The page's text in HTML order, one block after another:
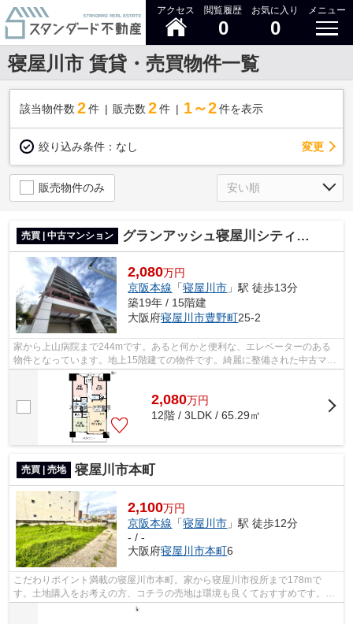
アクセス 閲覧履歴
0
お気に入り
0
メニュー
寝屋川市 賃貸・売買物件一覧
該当物件数 2件 販売数 2 件 1～2 件を表示
絞り込み条件： なし 変更
販売物件のみ
売買 | 中古マンション グランアッシュ寝屋川シティノースリッジ
2,080万円
京阪本線 「寝屋川市 」駅 徒歩13分
築19年 / 15階建
大阪府寝屋川市豊野町25-2
家から上山病院まで244mです。あると何かと便利な、エレベーターのある
物件となっています。地上15階建ての物件です。綺麗に整備された中古マン
ションで清潔感を感じます。寝屋川市で...
2,080万円
12階 / 3LDK / 65.29㎡
売買 | 売地 寝屋川市本町
2,100万円
京阪本線 「寝屋川市 」駅 徒歩12分
- / -
大阪府寝屋川市本町6
こだわりポイント満載の寝屋川市本町。家から寝屋川市役所まで178mで
す。土地購入をお考えの方、コチラの売地は環境も良くておすすめです。土
地面積は668.62㎡(公簿)となっております...